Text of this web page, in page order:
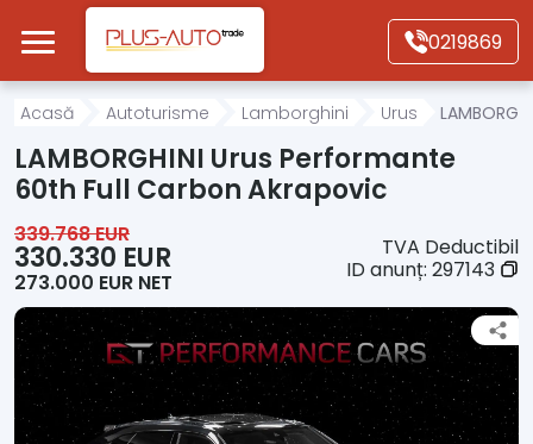
Mergi direct la conținutul principal
0219869
Acasă
Autoturisme
Motociclete
Autoutilitare
Alte tipuri vehicule
Acasă Autoturisme Lamborghini Urus
LAMBORGHINI Urus Performante
60th Full Carbon Akrapovic
339.768 EUR
330.330 EUR
273.000 EUR NET
TVA Deductibil
ID anunț: 297143